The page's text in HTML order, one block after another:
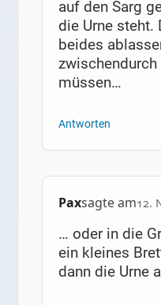
auf den Sarg
die Urne steht.
beides
müssen…
Antworten
Paxsagte am12.
… oder in die
ein kleines
dann die Urne